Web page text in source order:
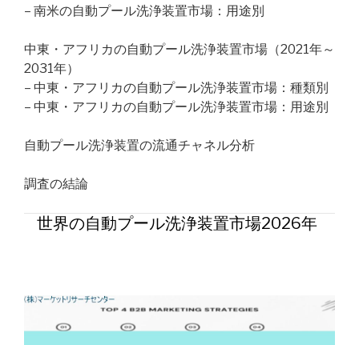
– 南米の自動プール洗浄装置市場：用途別
中東・アフリカの自動プール洗浄装置市場（2021年～
2031年）
– 中東・アフリカの自動プール洗浄装置市場：種類別
– 中東・アフリカの自動プール洗浄装置市場：用途別
自動プール洗浄装置の流通チャネル分析
調査の結論
世界の自動プール洗浄装置市場2026年